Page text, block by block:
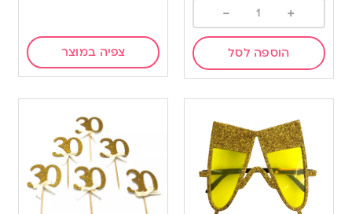
+
-
הוספה לסל צפיה במוצר